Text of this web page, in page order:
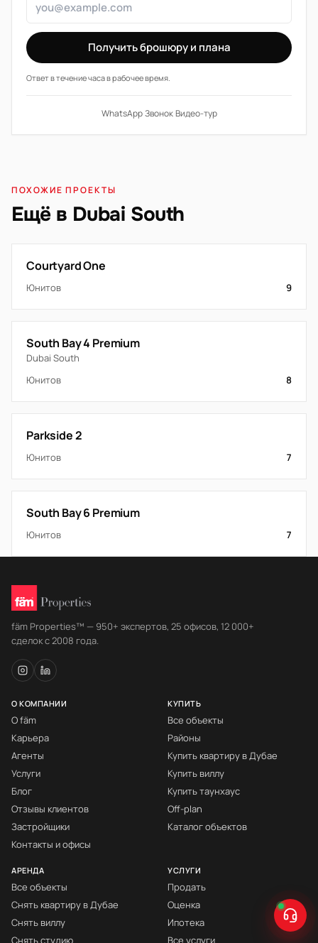
Получить брошюру и плана
Ответ в течение часа в рабочее время.
WhatsApp·Звонок·Видео-тур
ПОХОЖИЕ ПРОЕКТЫ
Ещё в Dubai South
Courtyard One
Юнитов 9
South Bay 4 Premium
Dubai South
Юнитов
8
Parkside 2
Юнитов 7
South Bay 6 Premium
Юнитов 7
fäm Properties™ — 950+ экспертов, 25 офисов, 12 000+
сделок с 2008 года.
О КОМПАНИИ
О fäm
Карьера
Агенты
Услуги
Блог
Отзывы клиентов
Застройщики
Контакты и офисы
КУПИТЬ
Все объекты
Районы
Купить квартиру в Дубае
Купить виллу
Купить таунхаус
Off-plan
Каталог объектов
АРЕНДА
Все объекты
Снять квартиру в Дубае
Снять виллу
Снять студию
УСЛУГИ
Продать
Оценка
Ипотека
Все услуги